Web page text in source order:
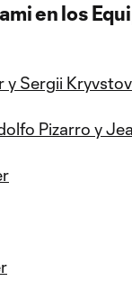
en los
y Sergii Kryvstov
Pizarro y